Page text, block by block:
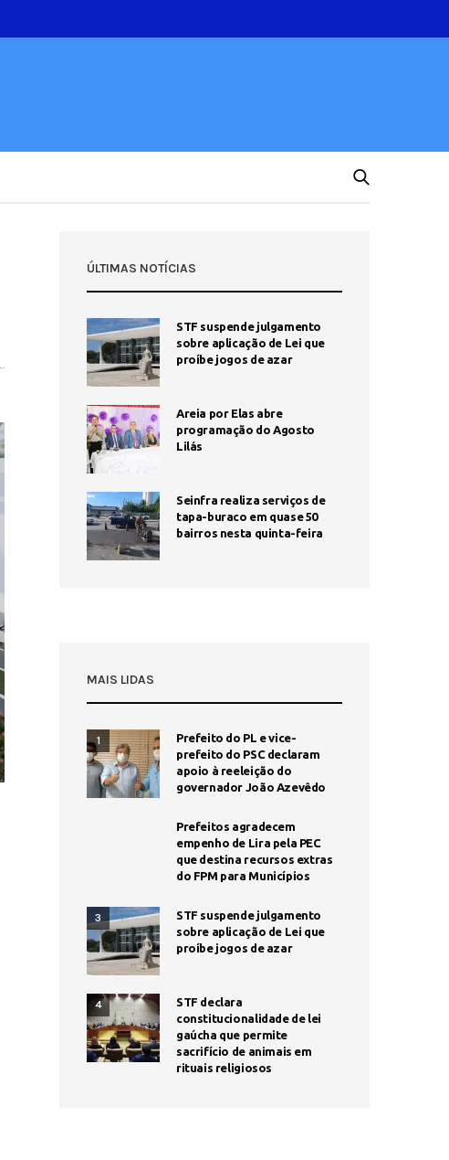
ÚLTIMAS NOTÍCIAS
STF suspende julgamento
sobre aplicação de Lei que
proíbe jogos de azar
Areia por Elas abre
programação do Agosto
Lilás
Seinfra realiza serviços de
tapa-buraco em quase 50
bairros nesta quinta-feira
MAIS LIDAS
1
Prefeito do PL e vice-
prefeito do PSC declaram
apoio à reeleição do
governador João Azevêdo
Prefeitos agradecem
empenho de Lira pela PEC
que destina recursos extras
do FPM para Municípios
3
STF suspende julgamento
sobre aplicação de Lei que
proíbe jogos de azar
4
STF declara
constitucionalidade de lei
gaúcha que permite
sacrifício de animais em
rituais religiosos